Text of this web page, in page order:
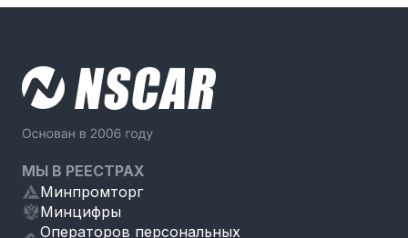
МЫ В РЕЕСТРАХ
Минпромторг
Минцифры
Операторов персональных